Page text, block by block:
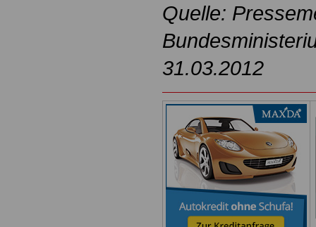
Quelle:
31.03.2012